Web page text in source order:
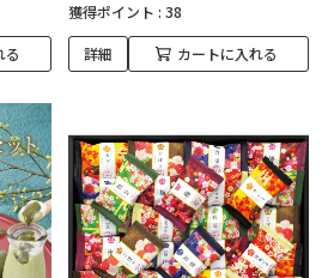
る
獲得ポイント : 38
詳細 カートに入れる